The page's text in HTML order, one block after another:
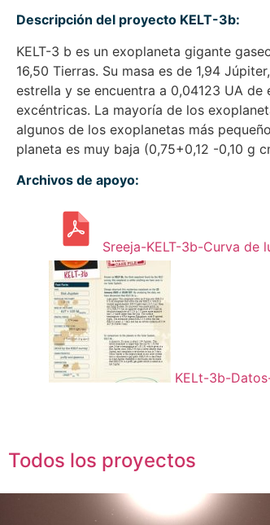
Descripción del proyecto KELT-3b:
KELT-3 b es un exoplaneta gigante
16,50 Tierras. Su masa es de 1,94
estrella y se encuentra a 0,04123 UA
excéntricas. La mayoría de los
algunos de los exoplanetas más
planeta es muy baja (0,75+0,12 -0,10 g
Archivos de apoyo:
Sreeja-KELT-3b-Curva de
KELt-3b-
Todos los proyectos